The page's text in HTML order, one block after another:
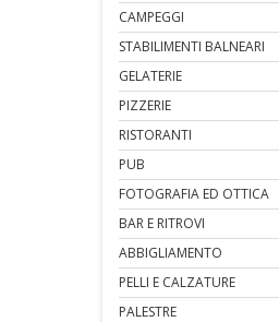
CAMPEGGI
STABILIMENTI BALNEARI
GELATERIE
PIZZERIE
RISTORANTI
PUB
FOTOGRAFIA ED OTTICA
BAR E RITROVI
ABBIGLIAMENTO
PELLI E CALZATURE
PALESTRE